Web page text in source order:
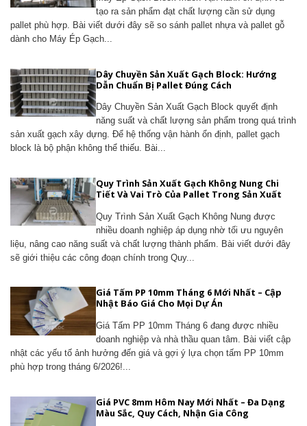
tạo ra sản phẩm đạt chất lượng cần sử dụng
pallet phù hợp. Bài viết dưới đây sẽ so sánh pallet nhựa và pallet gỗ
dành cho Máy Ép Gạch...
Dây Chuyền Sản Xuất Gạch Block: Hướng
Dẫn Chuẩn Bị Pallet Đúng Cách
Dây Chuyền Sản Xuất Gạch Block quyết định
năng suất và chất lượng sản phẩm trong quá trình
sản xuất gạch xây dựng. Để hệ thống vận hành ổn định, pallet gạch
block là bộ phận không thể thiếu. Bài...
Quy Trình Sản Xuất Gạch Không Nung Chi
Tiết Và Vai Trò Của Pallet Trong Sản Xuất
Quy Trình Sản Xuất Gạch Không Nung được
nhiều doanh nghiệp áp dụng nhờ tối ưu nguyên
liệu, nâng cao năng suất và chất lượng thành phẩm. Bài viết dưới đây
sẽ giới thiệu các công đoạn chính trong Quy...
Giá Tấm PP 10mm Tháng 6 Mới Nhất – Cập
Nhật Báo Giá Cho Mọi Dự Án
Giá Tấm PP 10mm Tháng 6 đang được nhiều
doanh nghiệp và nhà thầu quan tâm. Bài viết cập
nhật các yếu tố ảnh hưởng đến giá và gợi ý lựa chọn tấm PP 10mm
phù hợp trong tháng 6/2026!...
Giá PVC 8mm Hôm Nay Mới Nhất – Đa Dạng
Màu Sắc, Quy Cách, Nhận Gia Công